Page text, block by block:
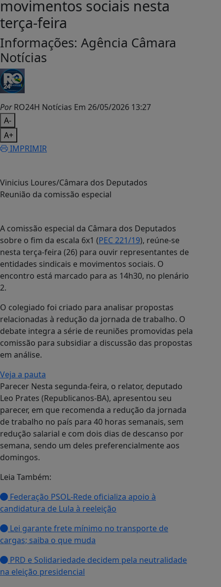
movimentos sociais nesta
terça-feira
Informações: Agência Câmara
Notícias
PorRO24H Notícias Em 26/05/2026 13:27
A-
A+
IMPRIMIR
Vinicius Loures/Câmara dos Deputados
Reunião da comissão especial
A comissão especial da Câmara dos Deputados
sobre o fim da escala 6x1 (PEC 221/19), reúne-se
nesta terça-feira (26) para ouvir representantes de
entidades sindicais e movimentos sociais. O
encontro está marcado para as 14h30, no plenário
2.
O colegiado foi criado para analisar propostas
relacionadas à redução da jornada de trabalho. O
debate integra a série de reuniões promovidas pela
comissão para subsidiar a discussão das propostas
em análise.
Veja a pauta
Parecer Nesta segunda-feira, o relator, deputado
Leo Prates (Republicanos-BA), apresentou seu
parecer, em que recomenda a redução da jornada
de trabalho no país para 40 horas semanais, sem
redução salarial e com dois dias de descanso por
semana, sendo um deles preferencialmente aos
domingos.
Leia Também:
Federação PSOL-Rede oficializa apoio à
candidatura de Lula à reeleição
Lei garante frete mínimo no transporte de
cargas; saiba o que muda
PRD e Solidariedade decidem pela neutralidade
na eleição presidencial